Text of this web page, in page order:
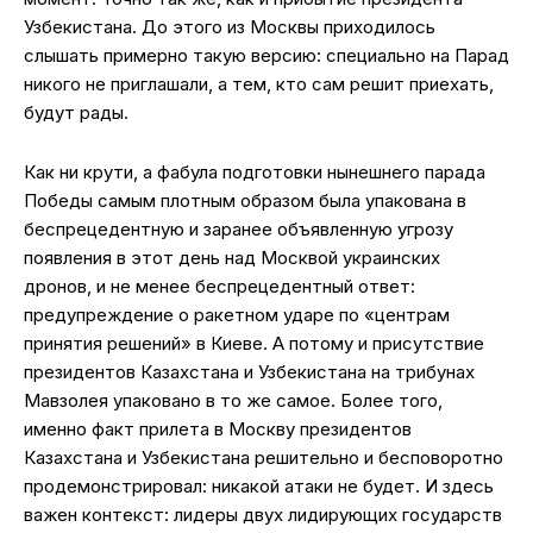
Узбекистана. До этого из Москвы приходилось
слышать примерно такую версию: специально на Парад
никого не приглашали, а тем, кто сам решит приехать,
будут рады.
Как ни крути, а фабула подготовки нынешнего парада
Победы самым плотным образом была упакована в
беспрецедентную и заранее объявленную угрозу
появления в этот день над Москвой украинских
дронов, и не менее беспрецедентный ответ:
предупреждение о ракетном ударе по «центрам
принятия решений» в Киеве. А потому и присутствие
президентов Казахстана и Узбекистана на трибунах
Мавзолея упаковано в то же самое. Более того,
именно факт прилета в Москву президентов
Казахстана и Узбекистана решительно и бесповоротно
продемонстрировал: никакой атаки не будет. И здесь
важен контекст: лидеры двух лидирующих государств